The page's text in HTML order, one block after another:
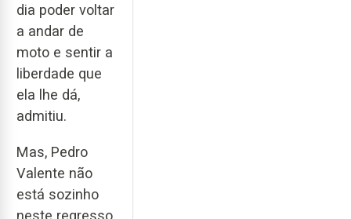
dia poder voltar
a andar de
moto e sentir a
liberdade que
ela lhe dá,
admitiu.
Mas, Pedro
Valente não
está sozinho